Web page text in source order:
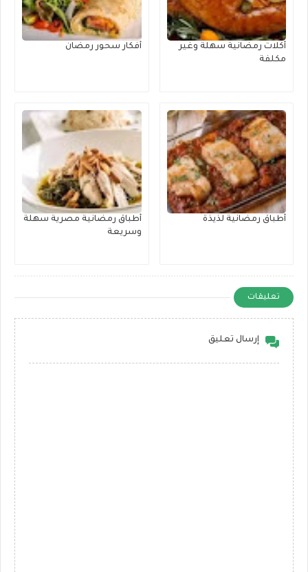
أكلات رمضانية سهلة وغير
مكلفة
أفكار سحور رمضان
أطباق رمضانية لذيذة
أطباق رمضانية مصرية سهلة
وسريعة
تعليقات
إرسال تعليق